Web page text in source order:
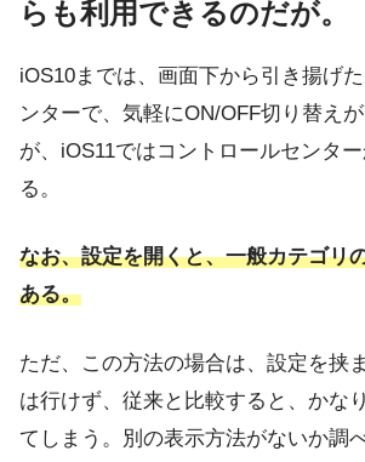
らも利用できるのだが。
iOS10までは、画面下から引き揚げ
ンターで、気軽にON/OFF切り替え
が、iOS11ではコントロールセンタ
る。
なお、設定を開くと、一般カテゴリ
ある。
ただ、この方法の場合は、設定を挟
は行けず、従来と比較すると、かな
てしまう。別の表示方法がないか調